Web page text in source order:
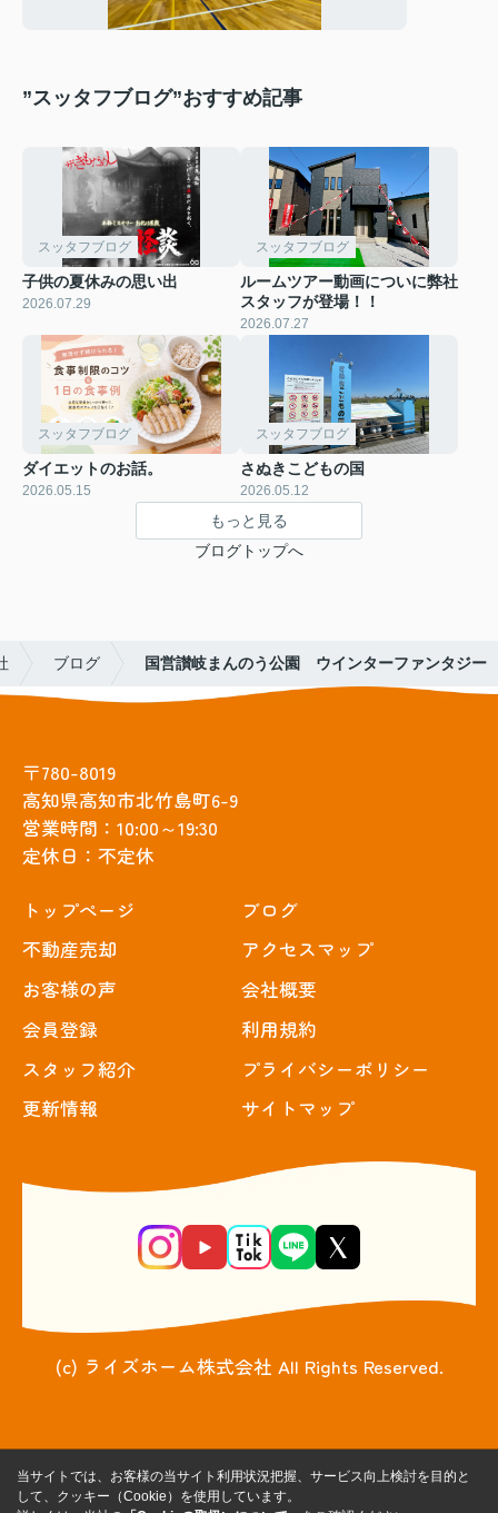
”スッタフブログ”おすすめ記事
スッタフブログ
子供の夏休みの思い出
2026.07.29
スッタフブログ
ルームツアー動画についに弊社
スタッフが登場！！
2026.07.27
スッタフブログ
ダイエットのお話。
2026.05.15
スッタフブログ
さぬきこどもの国
2026.05.12
もっと見る
ブログトップへ
ブログ 国営讃岐まんのう公園 ウインターファンタジー
〒780-8019
高知県高知市北竹島町6-9
営業時間：10:00～19:30
定休日：不定休
トップぺージ
不動産売却
お客様の声
会員登録
スタッフ紹介
更新情報
ブログ
アクセスマップ
会社概要
利用規約
プライバシーポリシー
サイトマップ
(c) ライズホーム株式会社 All Rights Reserved.
当サイトでは、お客様の当サイト利用状況把握、サービス向上検討を目的と
して、クッキー（Cookie）を使用しています。